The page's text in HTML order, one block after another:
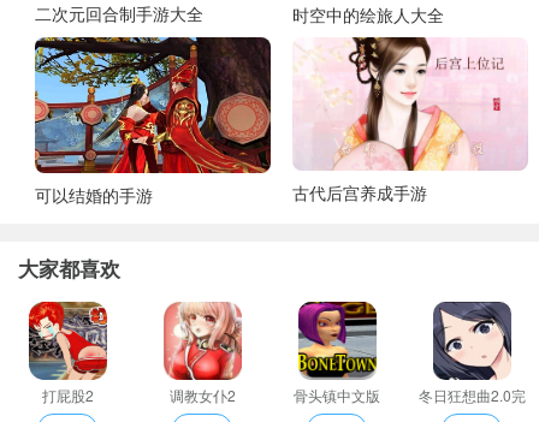
二次元回合制手游大全 时空中的绘旅人大全
可以结婚的手游 古代后宫养成手游
大家都喜欢
打屁股2
调教女仆2
骨头镇中文版
冬日狂想曲2.0完
整汉化版